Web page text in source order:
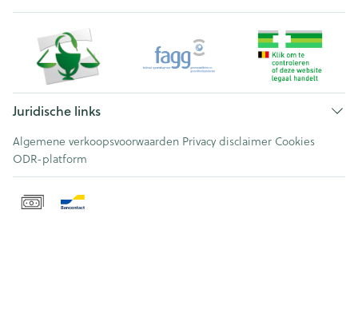
Juridische links
Algemene verkoopsvoorwaarden Privacy disclaimer Cookies
ODR-platform